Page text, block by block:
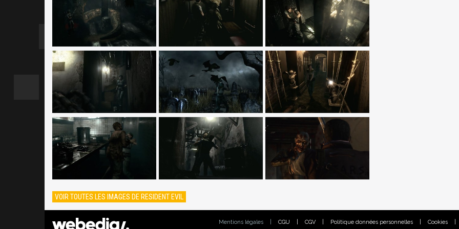
VOIR TOUTES LES IMAGES DE RESIDENT EVIL
Mentions légales CGU CGV Politique données personnelles Cookies